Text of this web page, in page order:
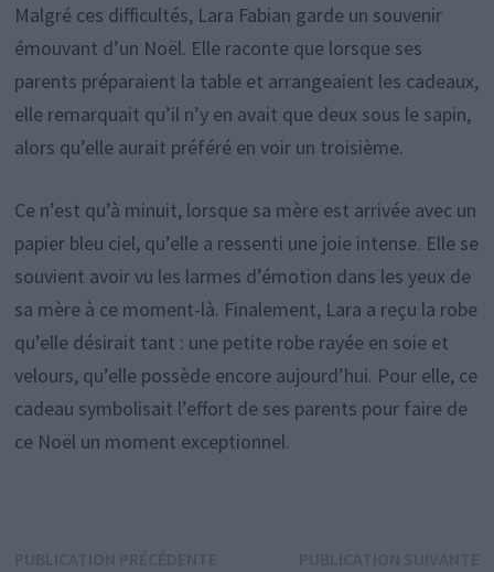
Malgré ces difficultés, Lara Fabian garde un souvenir
émouvant d’un Noël. Elle raconte que lorsque ses
parents préparaient la table et arrangeaient les cadeaux,
elle remarquait qu’il n’y en avait que deux sous le sapin,
alors qu’elle aurait préféré en voir un troisième.
Ce n’est qu’à minuit, lorsque sa mère est arrivée avec un
papier bleu ciel, qu’elle a ressenti une joie intense. Elle se
souvient avoir vu les larmes d’émotion dans les yeux de
sa mère à ce moment-là. Finalement, Lara a reçu la robe
qu’elle désirait tant : une petite robe rayée en soie et
velours, qu’elle possède encore aujourd’hui. Pour elle, ce
cadeau symbolisait l’effort de ses parents pour faire de
ce Noël un moment exceptionnel.